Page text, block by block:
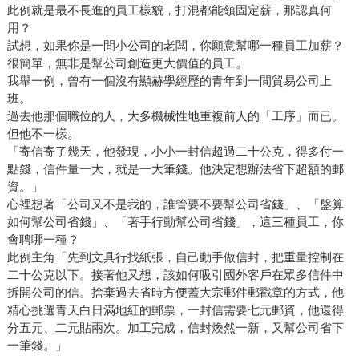
此例就是最不長進的員工樣貌，打混都能領固定薪，那認真何
用？
試想，如果你是一間小公司的老闆，你願意幫哪一種員工加薪？
很簡單，無非是幫公司創造更大價值的員工。
我舉一例，曾有一個沒有顯赫學經歷的青年到一間貿易公司上
班。
過去他那個職位的人，大多機械性地重複前人的「工序」而已。
但他不一樣。
「寄信寄了幾天，他發現，小小一封信超過二十公克，得多付一
點錢，信件量一大，就是一大筆錢。他決定想辦法省下超額的郵
資。」
心裡想著「公司又不是我的，誰管要不要幫公司省錢」、「盤算
如何幫公司省錢」、「著手行動幫公司省錢」，這三種員工，你
會聘哪一種？
此例主角「先到文具行找紙張，自己動手做信封，把重量控制在
二十公克以下。接著他又想，該如何吸引國外客戶在眾多信件中
拆開公司的信。捨棄過去省時方便蓋大宗郵件郵戳章的方式，他
精心挑選青天白日滿地紅的郵票，一封信需要七元郵資，他還得
分五元、二元貼兩次。加工完成，信封煥然一新，又幫公司省下
一筆錢。」